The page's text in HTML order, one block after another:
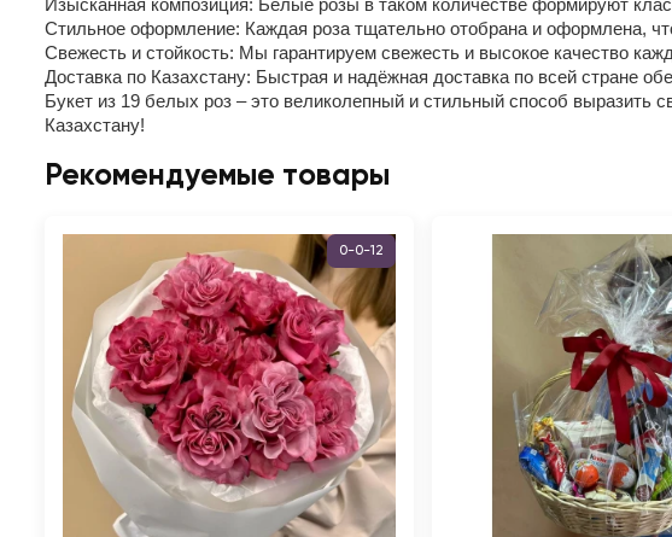
Изысканная композиция: Белые розы в таком количестве формируют
Стильное оформление: Каждая роза тщательно отобрана и оформлена,
Свежесть и стойкость: Мы гарантируем свежесть и высокое качество
Доставка по Казахстану: Быстрая и надёжная доставка по всей стране
Букет из 19 белых роз – это великолепный и стильный способ выразить
Казахстану!
Рекомендуемые товары
0-0-12